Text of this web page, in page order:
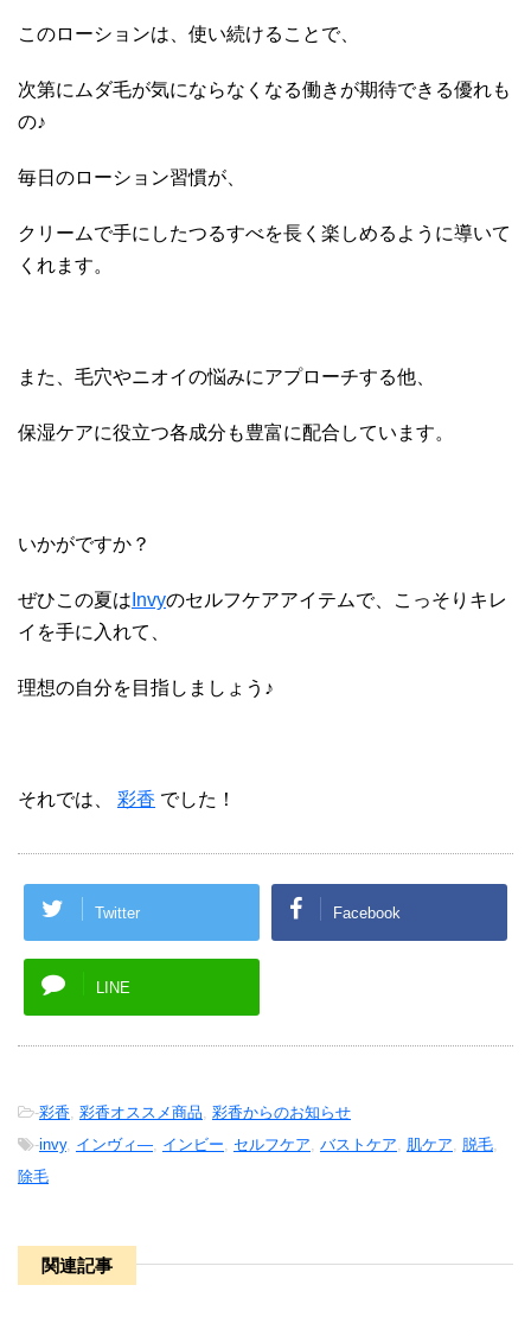
このローションは、使い続けることで、
次第にムダ毛が気にならなくなる働きが期待できる優れも
の♪
毎日のローション習慣が、
クリームで手にしたつるすべを長く楽しめるように導いて
くれます。
また、毛穴やニオイの悩みにアプローチする他、
保湿ケアに役立つ各成分も豊富に配合しています。
いかがですか？
ぜひこの夏は Invyのセルフケアアイテムで、こっそりキレ
イを手に入れて、
理想の自分を目指しましょう♪
それでは、 彩香 でした！
Twitter Facebook
LINE
-彩香, 彩香オススメ商品, 彩香からのお知らせ
-invy, インヴィ―, インビー, セルフケア, バストケア, 肌ケア, 脱毛,
除毛
関連記事